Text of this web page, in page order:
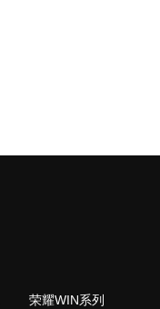
荣耀WIN系列